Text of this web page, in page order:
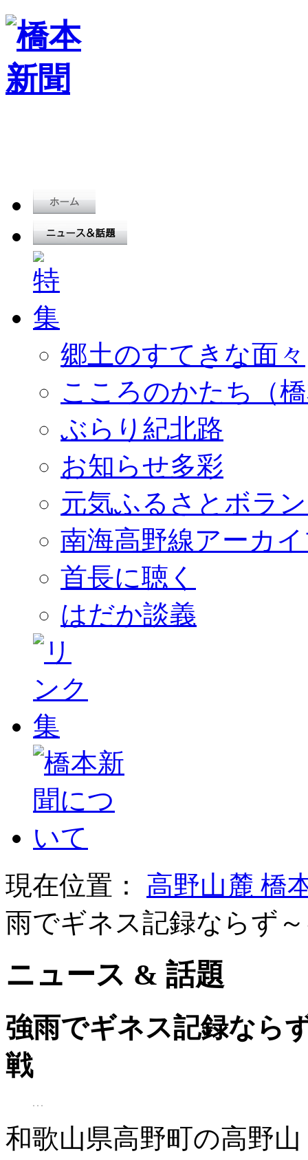
郷土のすてきな面々
こころのかたち（
ぶらり紀北路
お知らせ多彩
元気ふるさとボラ
南海高野線アーカ
首長に聴く
はだか談義
現在位置： 高野山麓 橋
雨でギネス記録ならず
ニュース & 話題
強雨でギネス記録なら
戦
和歌山県高野町の高野